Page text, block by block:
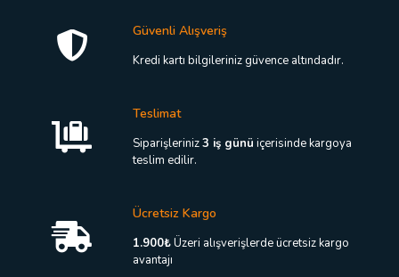
Seçenekler
ürün
Güvenli Alışveriş
Kredi kartı bilgileriniz güvence altındadır.
Teslimat
Siparişleriniz3 iş günü içerisinde kargoya
teslim edilir.
Ücretsiz Kargo
1.900₺Üzeri alışverişlerde ücretsiz kargo
avantajı